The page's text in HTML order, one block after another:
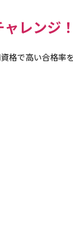
レンジ！
で高い合格率